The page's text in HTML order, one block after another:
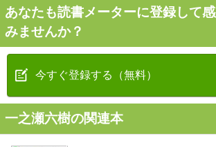
あなたも読書メーターに登録して
みませんか？
今すぐ登録する（無料）
一之瀬六樹の関連本